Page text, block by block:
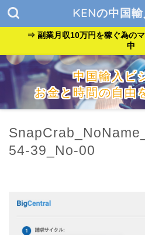
KENの中国
⇒ 副業月収10万円を稼ぐ為の
中
中国輸入ビ
お金と時間の自由
た方法を公
54-39_No-00